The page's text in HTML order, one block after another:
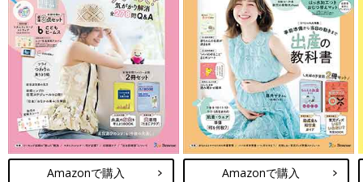
Amazonで購入 Amazonで購入